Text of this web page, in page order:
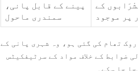
کے
پر موجود
پینے کے قابل پانی،
سمندری ماحول
تھام کی گئی ہو، وہ شہری پانی کے
سیسہ خالی ضوابط کے خلاف مواد کے سرٹیفکیٹس
جا سکے۔